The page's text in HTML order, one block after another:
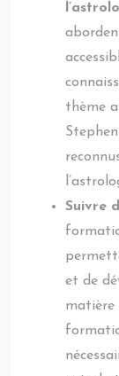
thème
Suivre
et de
matière